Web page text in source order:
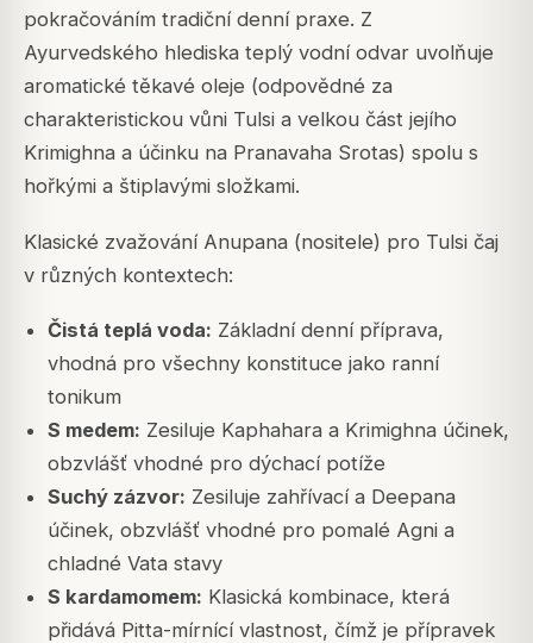
pokračováním tradiční denní praxe. Z
Ayurvedského hlediska teplý vodní odvar uvolňuje
aromatické těkavé oleje (odpovědné za
charakteristickou vůni Tulsi a velkou část jejího
Krimighna a účinku na Pranavaha Srotas) spolu s
hořkými a štiplavými složkami.
Klasické zvažování Anupana (nositele) pro Tulsi čaj
v různých kontextech:
Čistá teplá voda: Základní denní příprava,
vhodná pro všechny konstituce jako ranní
tonikum
S medem: Zesiluje Kaphahara a Krimighna účinek,
obzvlášť vhodné pro dýchací potíže
Suchý zázvor: Zesiluje zahřívací a Deepana
účinek, obzvlášť vhodné pro pomalé Agni a
chladné Vata stavy
S kardamomem: Klasická kombinace, která
přidává Pitta-mírnící vlastnost, čímž je přípravek